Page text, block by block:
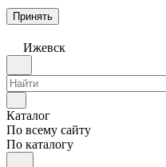
Принять
Ижевск
Каталог
По всему сайту
По каталогу